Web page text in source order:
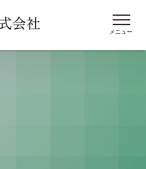
会社